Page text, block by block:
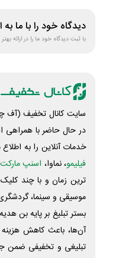
دیدگاه خود را با ما به
با ثبت دیدگاه خود ما را در ارائه
سایت کانال تخفیف (آف
در حال حاضر با همراهی
خدمات آنلاین را به
فیلیمو، نماوا، اسنپ مارکت
ترین زمان و با چند
موسیقی و سینما،
بستر تبلیغ بر پایه بن
آن‌ها، باعث کاهش
تبلیغی و تخفیفی ضمن